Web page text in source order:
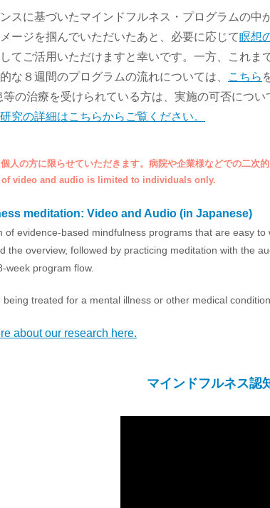
スに基づいたマインドフルネス・プログラムの中
ージを掴んでいただいたあと、必要に応じて瞑想
てご活用いただけますと幸いです。一方、これ
な８週間のプログラムの流れについては、
こちら
等の治療を受けられている方は、実施の可否につ
究の詳細はこちらからご覧ください。
人の方に限らせていただきます。病院や企業様などでの二次
video and audio is limited to individuals only.
meditation: Video and Audio (in Japanese)
of evidence-based mindfulness programs that are easy
the overview, followed by practicing meditation with the
week program flow.
being treated for a mental illness or other medical
about our research here.
マインドフルネス認